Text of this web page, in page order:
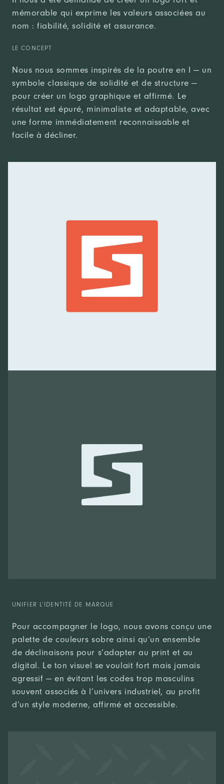
mémorable qui exprime les valeurs associées au
nom : fiabilité, solidité et assurance.
LE CONCEPT
Nous nous sommes inspirés de la poutre en I — un
symbole classique de solidité et de structure —
pour créer un logo graphique et affirmé. Le
résultat est épuré, minimaliste et adaptable, avec
une forme immédiatement reconnaissable et
facile à décliner.
UNIFIER L’IDENTITÉ DE MARQUE
Pour accompagner le logo, nous avons conçu une
palette de couleurs sobre ainsi qu’un ensemble
de déclinaisons pour s’adapter au print et au
digital. Le ton visuel se voulait fort mais jamais
agressif — en évitant les codes trop masculins
souvent associés à l’univers industriel, au profit
d’un style moderne, affirmé et accessible.